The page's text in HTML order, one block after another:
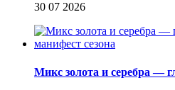
30 07 2026
Микс золота и серебра —